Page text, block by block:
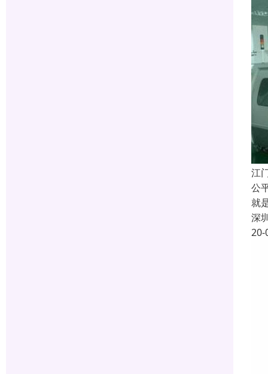
江
公
就
深
20-